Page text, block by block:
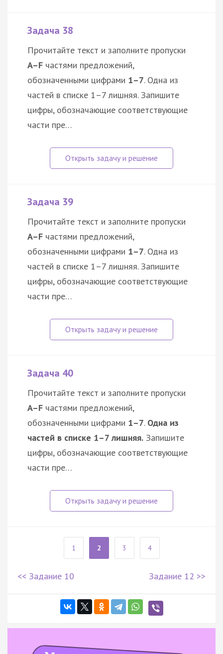
Задача 38
Прочитайте текст и заполните пропуски
A–F частями предложений,
обозначенными цифрами 1–7. Одна из
частей в списке 1–7 лишняя. Запишите
цифры, обозначающие соответствующие
части пре…
Задача 39
Прочитайте текст и заполните пропуски
A–F частями предложений,
обозначенными цифрами 1–7. Одна из
частей в списке 1–7 лишняя. Запишите
цифры, обозначающие соответствующие
части пре…
Задача 40
Прочитайте текст и заполните пропуски
A–F частями предложений,
обозначенными цифрами 1–7. Одна из
частей в списке 1–7 лишняя. Запишите
цифры, обозначающие соответствующие
части пре…
1 2 3 4
<< Задание 10 Задание 12 >>